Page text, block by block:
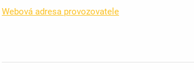
Webová adresa provozovatele